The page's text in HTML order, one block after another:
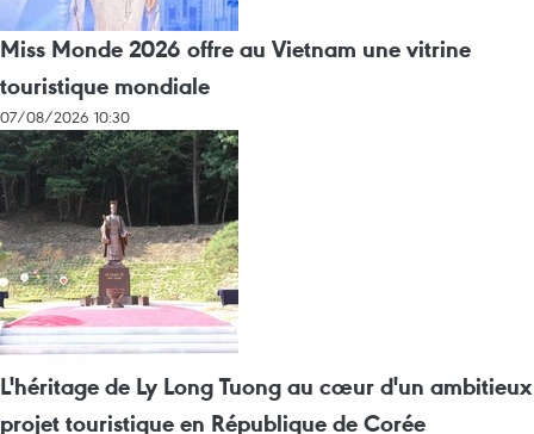
Miss Monde 2026 offre au Vietnam une vitrine
touristique mondiale
07/08/2026 10:30
L'héritage de Ly Long Tuong au cœur d'un ambitieux
projet touristique en République de Corée